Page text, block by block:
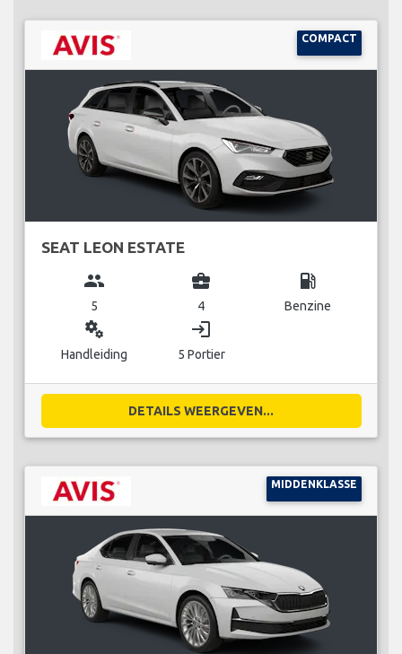
COMPACT
SEAT LEON ESTATE
group
5
business_center
4
local_gas_station
Benzine
miscellaneous_services
Handleiding
login
5 Portier
DETAILS WEERGEVEN...
MIDDENKLASSE